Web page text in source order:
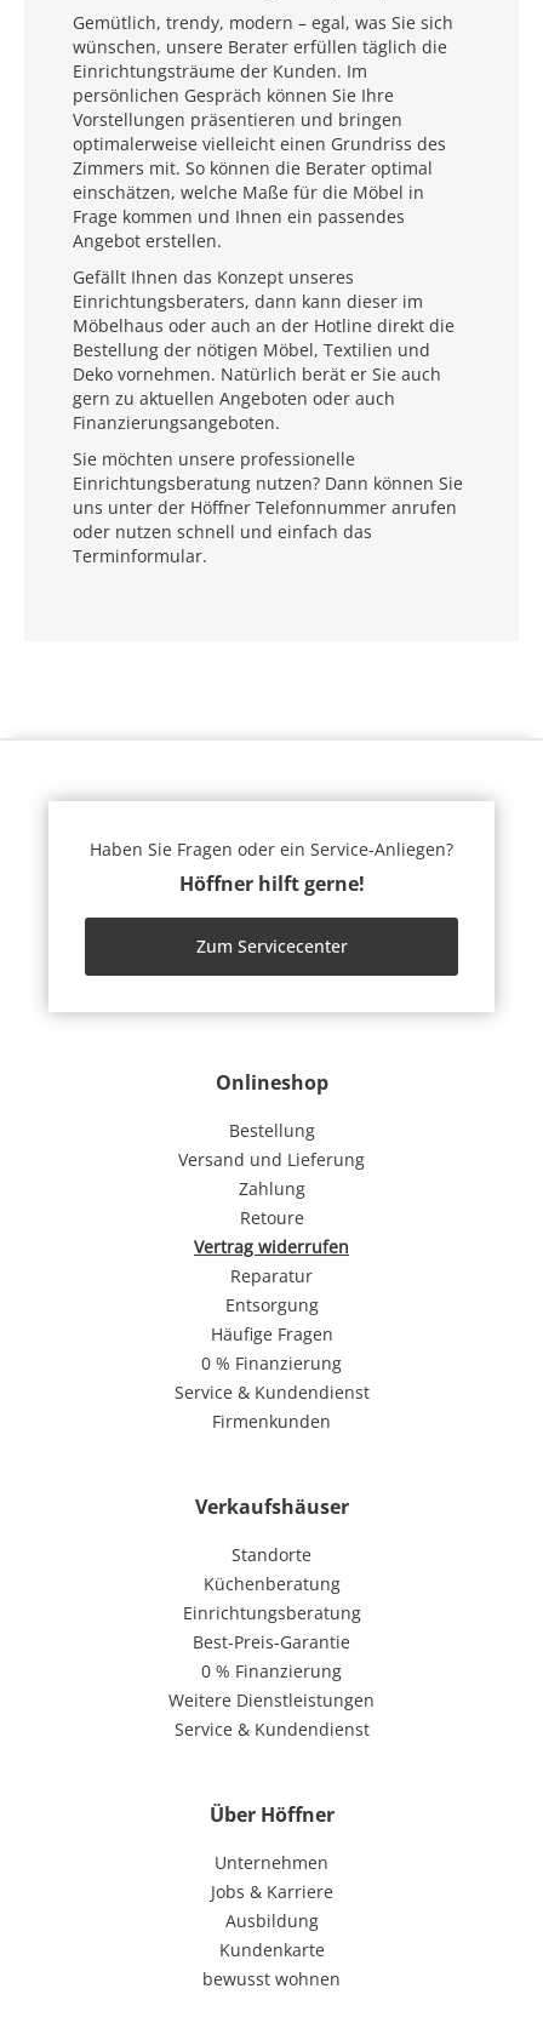
Gemütlich, trendy, modern – egal, was Sie sich
wünschen, unsere Berater erfüllen täglich die
Einrichtungsträume der Kunden. Im
persönlichen Gespräch können Sie Ihre
Vorstellungen präsentieren und bringen
optimalerweise vielleicht einen Grundriss des
Zimmers mit. So können die Berater optimal
einschätzen, welche Maße für die Möbel in
Frage kommen und Ihnen ein passendes
Angebot erstellen.
Gefällt Ihnen das Konzept unseres
Einrichtungsberaters, dann kann dieser im
Möbelhaus oder auch an der Hotline direkt die
Bestellung der nötigen Möbel, Textilien und
Deko vornehmen. Natürlich berät er Sie auch
gern zu aktuellen Angeboten oder auch
Finanzierungsangeboten.
Sie möchten unsere professionelle
Einrichtungsberatung nutzen? Dann können Sie
uns unter der Höffner Telefonnummer anrufen
oder nutzen schnell und einfach das
Terminformular.
Onlineshop
Bestellung
Versand und Lieferung
Zahlung
Retoure
Vertrag widerrufen
Reparatur
Entsorgung
Häufige Fragen
0 % Finanzierung
Service & Kundendienst
Firmenkunden
Verkaufshäuser
Standorte
Küchenberatung
Einrichtungsberatung
Best-Preis-Garantie
0 % Finanzierung
Weitere Dienstleistungen
Service & Kundendienst
Über Höffner
Unternehmen
Jobs & Karriere
Ausbildung
Kundenkarte
bewusst wohnen
Haben Sie Fragen oder ein Service-Anliegen?
Höffner hilft gerne!
Zum Servicecenter